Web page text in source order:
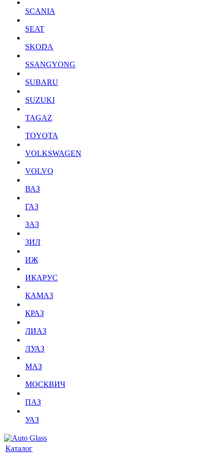
SCANIA
SEAT
SKODA
SSANGYONG
SUBARU
SUZUKI
TAGAZ
TOYOTA
VOLKSWAGEN
VOLVO
ВАЗ
ГАЗ
ЗАЗ
ЗИЛ
ИЖ
ИКАРУС
КАМАЗ
КРАЗ
ЛИАЗ
ЛУАЗ
МАЗ
МОСКВИЧ
ПАЗ
УАЗ
Каталог